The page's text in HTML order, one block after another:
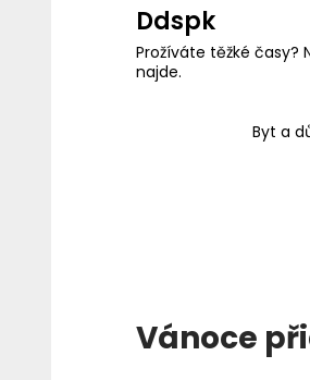
Ddspk
Prožíváte těžké časy?
najde.
Byt a
Vánoce